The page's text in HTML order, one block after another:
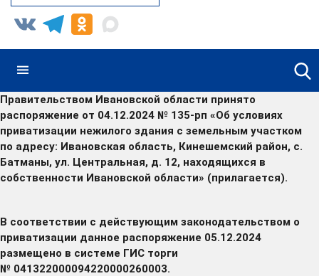
Правительством Ивановской области принято
распоряжение от 04.12.2024 № 135-рп «Об условиях
приватизации нежилого здания с земельным участком
по адресу: Ивановская область, Кинешемский район, с.
Батманы, ул. Центральная, д. 12, находящихся в
собственности Ивановской области» (прилагается).
В соответствии с действующим законодательством о
приватизации данное распоряжение 05.12.2024
размещено в системе ГИС торги
№ 041322000094220000260003.